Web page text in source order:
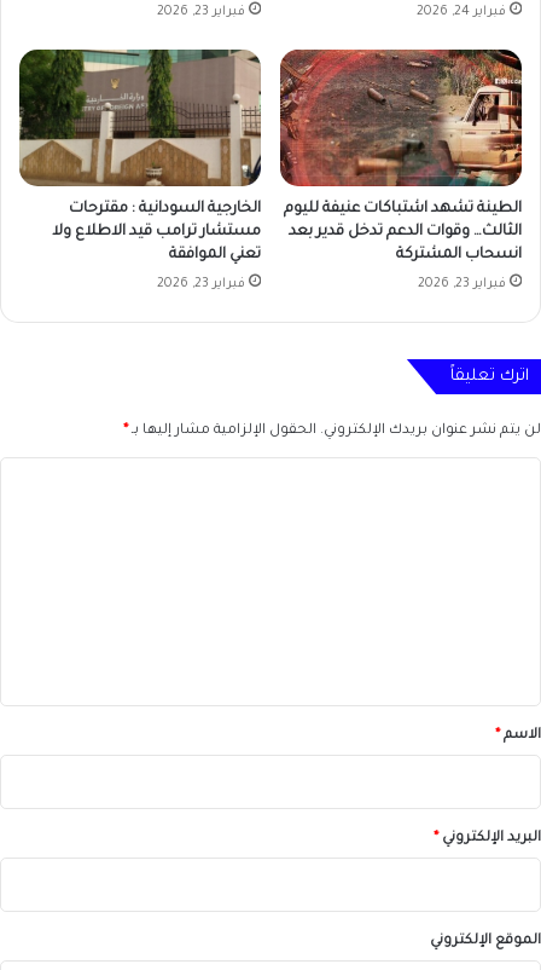
فبراير 24, 2026 فبراير 23, 2026
الطينة تشهد اشتباكات عنيفة لليوم
الثالث… وقوات الدعم تدخل قدير بعد
انسحاب المشتركة
فبراير 23, 2026
الخارجية السودانية : مقترحات
مستشار ترامب قيد الاطلاع ولا
تعني الموافقة
فبراير 23, 2026
اترك تعليقاً
لن يتم نشر عنوان بريدك الإلكتروني. الحقول الإلزامية مشار إليها بـ *
*الاسم *
البريد الإلكتروني *
الموقع الإلكتروني